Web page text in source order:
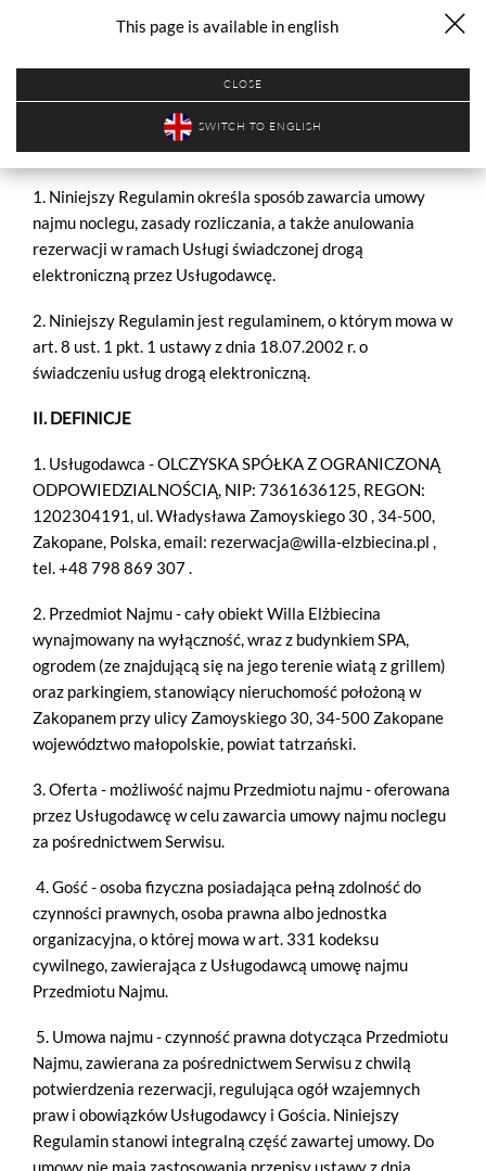
FILM
I. POSTANOWIENIA OGÓLNE
1. Niniejszy Regulamin określa sposób zawarcia umowy
najmu noclegu, zasady rozliczania, a także anulowania
rezerwacji w ramach Usługi świadczonej drogą
elektroniczną przez Usługodawcę.
2. Niniejszy Regulamin jest regulaminem, o którym mowa w
art. 8 ust. 1 pkt. 1 ustawy z dnia 18.07.2002 r. o
świadczeniu usług drogą elektroniczną.
II. DEFINICJE
1. Usługodawca - OLCZYSKA SPÓŁKA Z OGRANICZONĄ
ODPOWIEDZIALNOŚCIĄ, NIP: 7361636125, REGON:
1202304191, ul. Władysława Zamoyskiego 30 , 34-500,
Zakopane, Polska, email: rezerwacja@willa-elzbiecina.pl ,
tel. +48 798 869 307 .
2. Przedmiot Najmu - cały obiekt Willa Elżbiecina
wynajmowany na wyłączność, wraz z budynkiem SPA,
ogrodem (ze znajdującą się na jego terenie wiatą z grillem)
oraz parkingiem, stanowiący nieruchomość położoną w
Zakopanem przy ulicy Zamoyskiego 30, 34-500 Zakopane
województwo małopolskie, powiat tatrzański.
3. Oferta - możliwość najmu Przedmiotu najmu - oferowana
przez Usługodawcę w celu zawarcia umowy najmu noclegu
za pośrednictwem Serwisu.
4. Gość - osoba fizyczna posiadająca pełną zdolność do
czynności prawnych, osoba prawna albo jednostka
organizacyjna, o której mowa w art. 331 kodeksu
cywilnego, zawierająca z Usługodawcą umowę najmu
Przedmiotu Najmu.
5. Umowa najmu - czynność prawna dotycząca Przedmiotu
Najmu, zawierana za pośrednictwem Serwisu z chwilą
potwierdzenia rezerwacji, regulująca ogół wzajemnych
praw i obowiązków Usługodawcy i Gościa. Niniejszy
Regulamin stanowi integralną część zawartej umowy. Do
umowy nie mają zastosowania przepisy ustawy z dnia
This page is available in english
CLOSE
SWITCH TO ENGLISH